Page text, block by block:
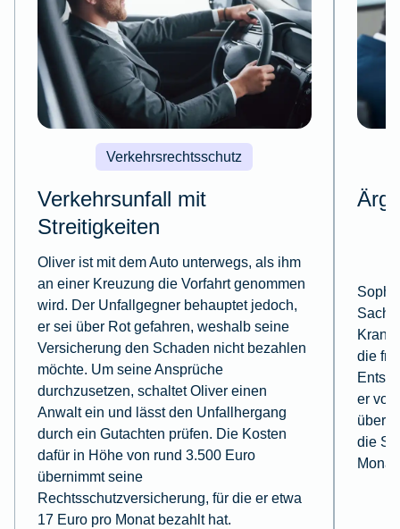
Verkehrsrechtsschutz
Verkehrsunfall mit
Streitigkeiten
Oliver ist mit dem Auto unterwegs, als ihm
an einer Kreuzung die Vorfahrt genommen
wird. Der Unfallgegner behauptet jedoch,
er sei über Rot gefahren, weshalb seine
Versicherung den Schaden nicht bezahlen
möchte. Um seine Ansprüche
durchzusetzen, schaltet Oliver einen
Anwalt ein und lässt den Unfallhergang
durch ein Gutachten prüfen. Die Kosten
dafür in Höhe von rund 3.500 Euro
übernimmt seine
Rechtsschutzversicherung, für die er etwa
17 Euro pro Monat bezahlt hat.
die
er vor
die